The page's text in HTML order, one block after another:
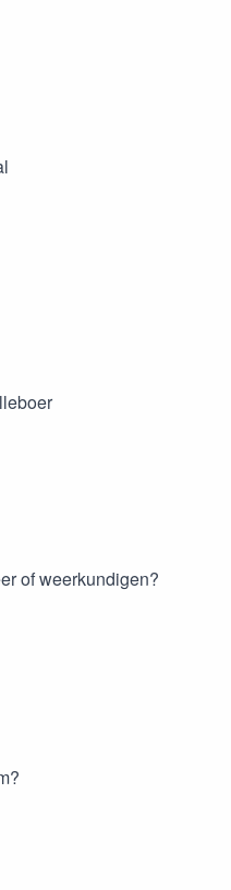
of weerkundigen?